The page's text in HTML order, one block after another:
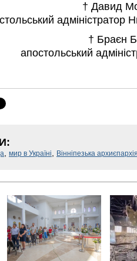
† Давид
адміністратор
† Браєн
апостольський
, мир в Україні, Вінніпезька